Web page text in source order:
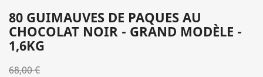
80 GUIMAUVES DE PAQUES AU
CHOCOLAT NOIR - GRAND MODÈLE -
1,6KG
68,00 €